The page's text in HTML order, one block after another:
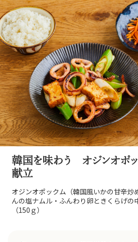
韓国を味わう オジンオポ
献立
オジンオポックム（韓国風いかの甘辛炒
んの塩ナムル・ふんわり卵ときくらげの
（150ｇ）